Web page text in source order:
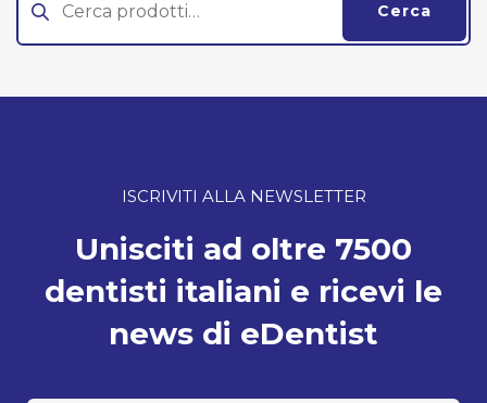
Cerca
ISCRIVITI ALLA NEWSLETTER
Unisciti ad oltre 7500
dentisti italiani e ricevi le
news di eDentist